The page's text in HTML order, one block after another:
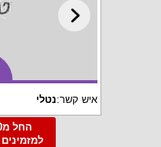
איש קשר:נטלי